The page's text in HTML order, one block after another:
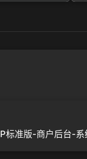
标准版-商户后台-